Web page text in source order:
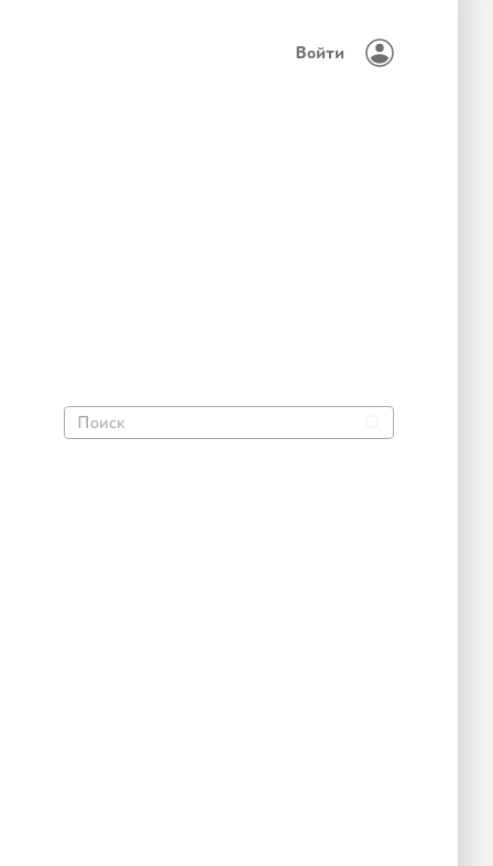
Войти